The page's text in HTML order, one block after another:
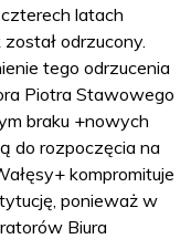
latach
odrzucony.
tego odrzucenia
Piotra Stawowego
braku +nowych
do rozpoczęcia na
kompromituje
ponieważ w
Biura